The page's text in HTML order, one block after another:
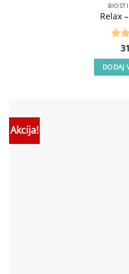
Relax
od
DODAJ
Akcija!